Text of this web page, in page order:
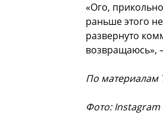
«Ого,
раньше этого
развернуто
возвращаюсь»,
По материалам
Фото: Instagram